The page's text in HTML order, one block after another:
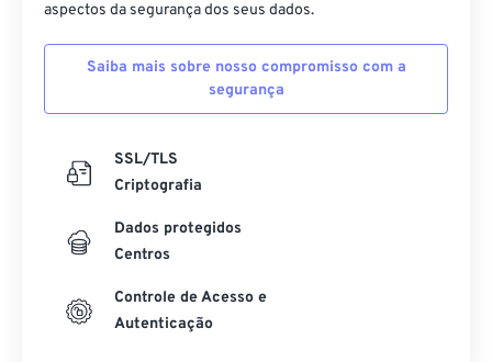
aspectos da segurança dos seus dados.
Saiba mais sobre nosso compromisso com a
segurança
SSL/TLS
Criptografia
Dados protegidos
Centros
Controle de Acesso e
Autenticação